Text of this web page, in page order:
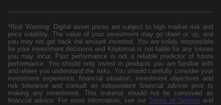
*Risk Warning: Digital asset prices are subject to high market risk and
price volatility. The value of your investment may go down or up, and
you may not get back the amount invested. You are solely responsible
for your investment decisions and Kriptomat is not liable for any losses
you may incur. Past performance is not a reliable predictor of future
performance. You should only invest in products you are familiar with
and where you understand the risks. You should carefully consider your
investment experience, financial situation, investment objectives and
risk tolerance and consult an independent financial adviser prior to
making any investment. This material should not be construed as
financial advice. For more information, see ourTerms of Service and